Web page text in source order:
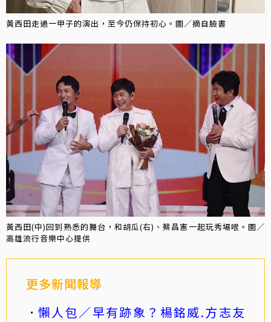
黃西田走過一甲子的演出，至今仍保持初心。圖／摘自臉書
黃西田(中)回到熟悉的舞台，和胡瓜(右)、蔡昌憲一起玩秀場哏。圖／
高雄流行音樂中心提供
更多新聞報導
懶人包／早有跡象？楊銘威.方志友